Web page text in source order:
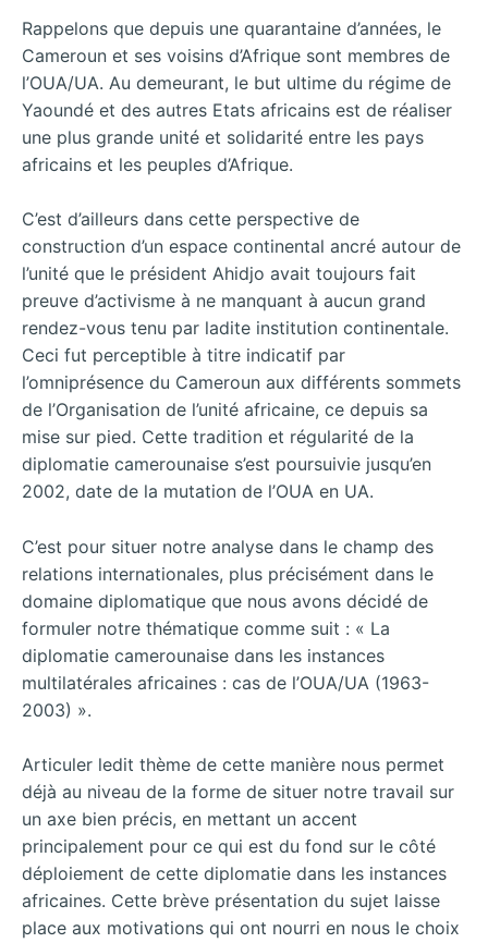
Rappelons que depuis une quarantaine d’années, le
Cameroun et ses voisins d’Afrique sont membres de
l’OUA/UA. Au demeurant, le but ultime du régime de
Yaoundé et des autres Etats africains est de réaliser
une plus grande unité et solidarité entre les pays
africains et les peuples d’Afrique.
C’est d’ailleurs dans cette perspective de
construction d’un espace continental ancré autour de
l’unité que le président Ahidjo avait toujours fait
preuve d’activisme à ne manquant à aucun grand
rendez-vous tenu par ladite institution continentale.
Ceci fut perceptible à titre indicatif par
l’omniprésence du Cameroun aux différents sommets
de l’Organisation de l’unité africaine, ce depuis sa
mise sur pied. Cette tradition et régularité de la
diplomatie camerounaise s’est poursuivie jusqu’en
2002, date de la mutation de l’OUA en UA.
C’est pour situer notre analyse dans le champ des
relations internationales, plus précisément dans le
domaine diplomatique que nous avons décidé de
formuler notre thématique comme suit : « La
diplomatie camerounaise dans les instances
multilatérales africaines : cas de l’OUA/UA (1963-
2003) ».
Articuler ledit thème de cette manière nous permet
déjà au niveau de la forme de situer notre travail sur
un axe bien précis, en mettant un accent
principalement pour ce qui est du fond sur le côté
déploiement de cette diplomatie dans les instances
africaines. Cette brève présentation du sujet laisse
place aux motivations qui ont nourri en nous le choix